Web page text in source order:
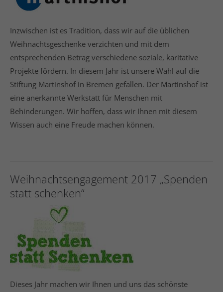
Inzwischen ist es Tradition, dass wir auf die üblichen
Weihnachtsgeschenke verzichten und mit dem
entsprechenden Betrag verschiedene soziale, karitative
Projekte fördern. In diesem Jahr ist unsere Wahl auf die
Stiftung Martinshof in Bremen gefallen. Der Martinshof ist
eine anerkannte Werkstatt für Menschen mit
Behinderungen. Wir hoffen, dass wir Ihnen mit diesem
Wissen auch eine Freude machen können.
Weihnachtsengagement 2017 „Spenden
statt schenken“
Dieses Jahr machen wir Ihnen und uns das schönste